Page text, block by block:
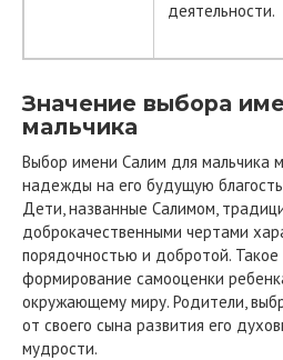
деятельности.
Значение выбора
мальчика
Выбор имени Салим для мальчика
надежды на его будущую
Дети, названные Салимом,
доброкачественными чертами
порядочностью и добротой. Такое
формирование самооценки
окружающему миру. Родители,
от своего сына развития его
мудрости.